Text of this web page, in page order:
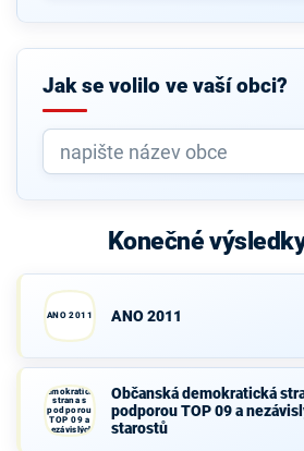
Jak se volilo ve vaší obci?
Konečné
ANO 2011 ANO 2011
demokratická
strana s
podporou
TOP 09 a
nezávislých
starostů
Občanská demokratická
podporou TOP 09 a
starostů